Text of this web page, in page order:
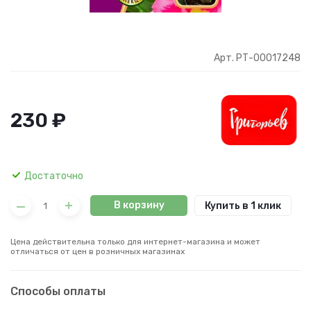
Арт. РТ-00017248
230 ₽
Достаточно
В корзину Купить в 1 клик
Цена действительна только для интернет-магазина и может
отличаться от цен в розничных магазинах
Способы оплаты